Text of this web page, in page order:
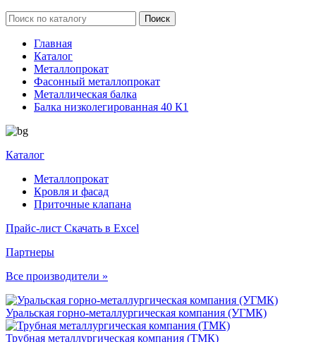
Главная
Каталог
Металлопрокат
Фасонный металлопрокат
Металлическая балка
Балка низколегированная 40 К1
Каталог
Металлопрокат
Кровля и фасад
Приточные клапана
Прайс-лист Скачать в Excel
Партнеры
Все производители »
Уральская горно-металлургическая компания (УГМК)
Трубная металлургическая компания (ТМК)